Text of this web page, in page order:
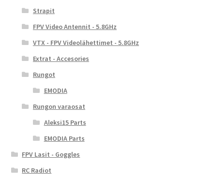
Strapit
FPV Video Antennit - 5.8GHz
VTX - FPV Videolähettimet - 5.8GHz
Extrat - Accesories
Rungot
EMODIA
Rungon varaosat
Aleksi15 Parts
EMODIA Parts
FPV Lasit - Goggles
RC Radiot